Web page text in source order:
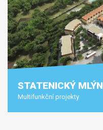
STATENICKÝ MLÝN
Multifunkční projekty